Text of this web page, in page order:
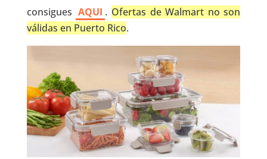
consigues AQUI . Ofertas de Walmart no son
válidas en Puerto Rico.